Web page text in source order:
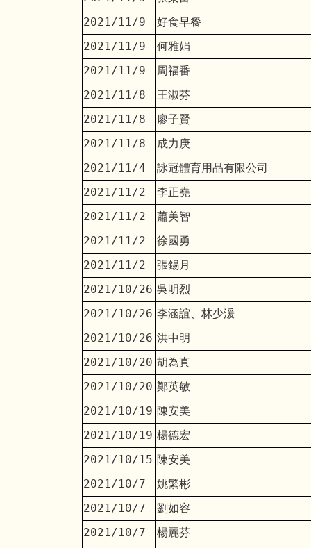
2021/11/9
好食早餐
2021/11/9
何雅娟
2021/11/9
周福番
2021/11/8
王淑芬
2021/11/8
廖子賢
2021/11/8
成力庚
2021/11/4
詠冠體育用品有限公司
2021/11/2
李正堯
2021/11/2
蕭美智
2021/11/2
徐國勇
2021/11/2
張錫月
2021/10/26 吳明烈
2021/10/26 李涵誼、林少湲
2021/10/26 洪中明
2021/10/20 胡為真
2021/10/20 鄭英敏
2021/10/19 陳安美
2021/10/19 楊德宏
2021/10/15 陳安美
2021/10/7
姚繁彬
2021/10/7
劉如容
2021/10/7
楊麗芬